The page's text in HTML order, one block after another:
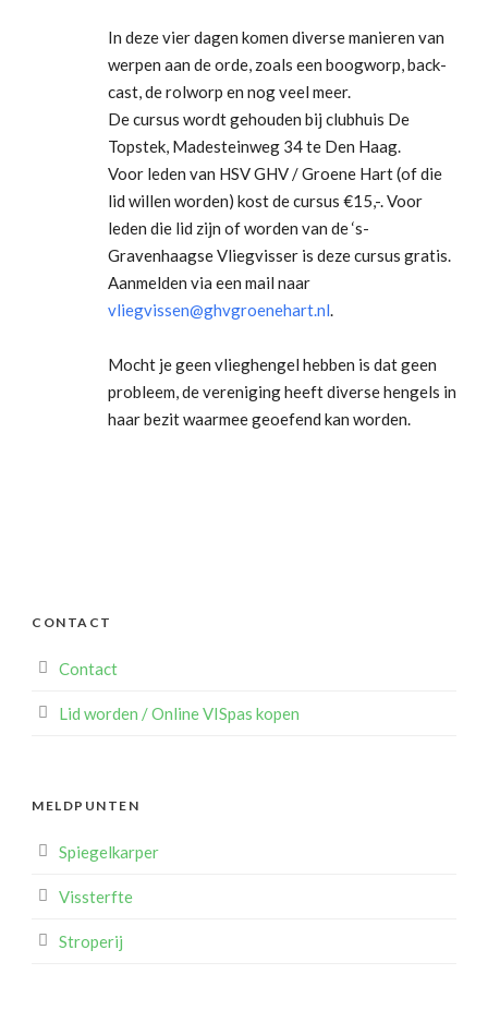
In deze vier dagen komen diverse manieren van
werpen aan de orde, zoals een boogworp, back-
cast, de rolworp en nog veel meer.
De cursus wordt gehouden bij clubhuis De
Topstek, Madesteinweg 34 te Den Haag.
Voor leden van HSV GHV / Groene Hart (of die
lid willen worden) kost de cursus €15,-. Voor
leden die lid zijn of worden van de ‘s-
Gravenhaagse Vliegvisser is deze cursus gratis.
Aanmelden via een mail naar
vliegvissen@ghvgroenehart.nl.
Mocht je geen vlieghengel hebben is dat geen
probleem, de vereniging heeft diverse hengels in
haar bezit waarmee geoefend kan worden.
CONTACT
Contact
Lid worden / Online VISpas kopen
MELDPUNTEN
Spiegelkarper
Vissterfte
Stroperij